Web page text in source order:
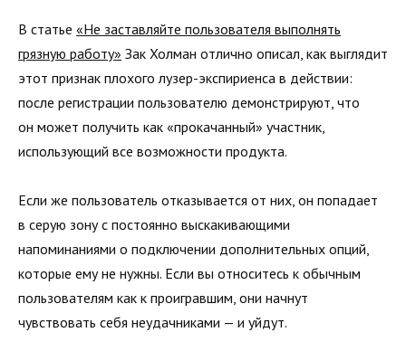
В статье «Не заставляйте пользователя выполнять
грязную работу» Зак Холман отлично описал, как выглядит
этот признак плохого лузер-экспириенса в действии:
после регистрации пользователю демонстрируют, что
он может получить как «прокачанный» участник,
использующий все возможности продукта.
Если же пользователь отказывается от них, он попадает
в серую зону с постоянно выскакивающими
напоминаниями о подключении дополнительных опций,
которые ему не нужны. Если вы относитесь к обычным
пользователям как к проигравшим, они начнут
чувствовать себя неудачниками — и уйдут.